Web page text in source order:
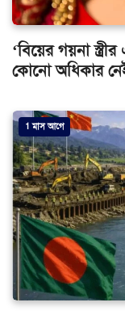
‘বিয়ের গয়না
কোনো অধিকার
1 মাস আগে